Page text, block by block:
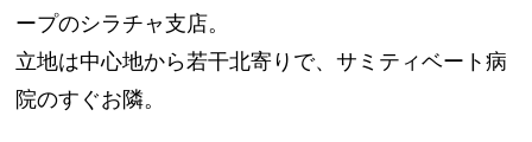
ープのシラチャ支店。
立地は中心地から若干北寄りで、サミティベート病
院のすぐお隣。